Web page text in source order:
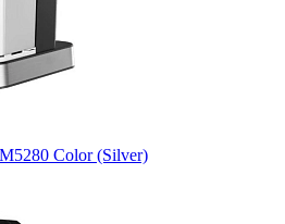
Color (Silver)